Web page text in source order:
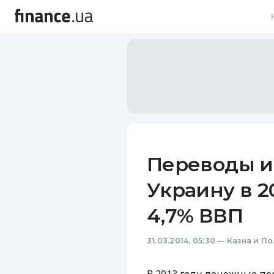
Переводы
Украину в
4,7% ВВП
31.03.2014, 05:30 — Казна и